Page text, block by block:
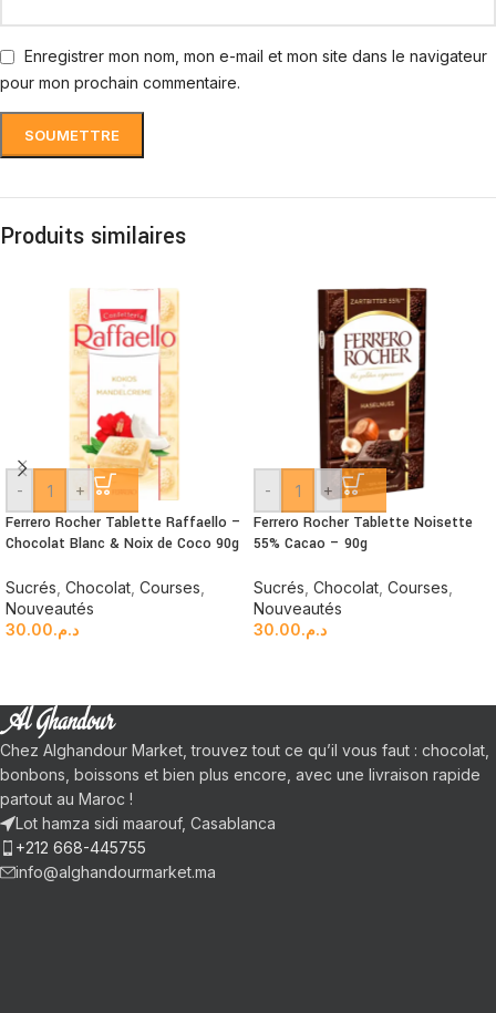
Enregistrer mon nom, mon e-mail et mon site dans le navigateur
pour mon prochain commentaire.
Produits similaires
- +
Ferrero Rocher Tablette Raffaello –
Chocolat Blanc & Noix de Coco 90g
Sucrés Chocolat Courses
Nouveautés
د.م.30.00
- +
Ferrero Rocher Tablette Noisette
55% Cacao – 90g
Sucrés Chocolat Courses
Nouveautés
د.م.30.00
Chez Alghandour Market, trouvez tout ce qu’il vous faut : chocolat,
bonbons, boissons et bien plus encore, avec une livraison rapide
partout au Maroc !
Lot hamza sidi maarouf, Casablanca
+212 668-445755
info@alghandourmarket.ma